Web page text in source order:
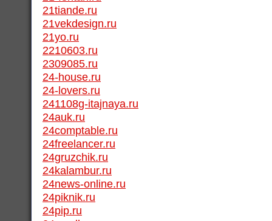
21tiande.ru
21vekdesign.ru
21yo.ru
2210603.ru
2309085.ru
24-house.ru
24-lovers.ru
241108g-itajnaya.ru
24auk.ru
24comptable.ru
24freelancer.ru
24gruzchik.ru
24kalambur.ru
24news-online.ru
24piknik.ru
24pip.ru